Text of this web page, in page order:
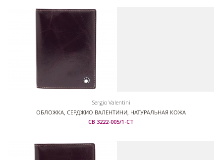
Sergio Valentini
ОБЛОЖКА, СЕРДЖИО ВАЛЕНТИНИ, НАТУРАЛЬНАЯ КОЖА
СВ 3222-005/1-СТ